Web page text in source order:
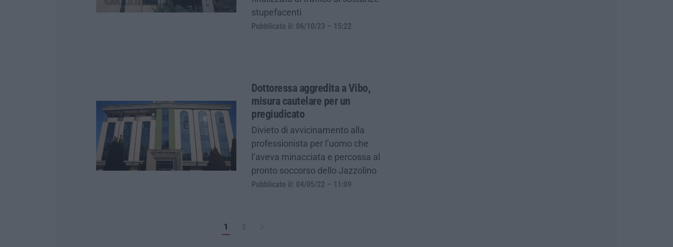
stupefacenti
Pubblicato il: 06/10/23 – 15:22
Dottoressa aggredita a Vibo,
misura cautelare per un
pregiudicato
Divieto di avvicinamento alla
professionista per l’uomo che
l’aveva minacciata e percossa al
pronto soccorso dello Jazzolino
Pubblicato il: 04/05/22 – 11:09
1